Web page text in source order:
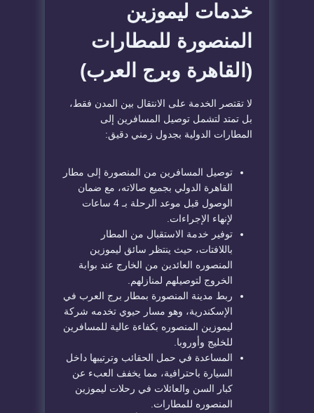
​خدمات ليموزين
المنصورة للمطارات
(القاهرة وبرج العرب)
​لا تقتصر الخدمة على الانتقال بين المدن فقط،
بل تمتد لتشمل توصيل المسافرين إلى
المطارات الدولية بجدول زمني دقيق:
​توصيل المسافرين من المنصورة إلى مطار
القاهرة الدولي بجميع صالاته، مع ضمان
الوصول قبل موعد الرحلة بـ 4 ساعات
لإنهاء الإجراءات.
​توفير خدمة الاستقبال من المطار
باللافتات، حيث ينتظر سائق ليموزين
المنصوره العائدين من الخارج عند بوابة
الخروج لتوصيلهم لمنازلهم.
​ربط مدينة المنصورة بمطار برج العرب في
الإسكندرية، وهو مسار حيوي تخدمه شركة
ليموزين المنصوره بكفاءة عالية للمسافرين
للخليج وأوروبا.
​المساعدة في حمل الحقائب وترتيبها داخل
السيارة باحترافية، مما يخفف العبء عن
كبار السن والعائلات في رحلات ليموزين
المنصوره للمطارات.